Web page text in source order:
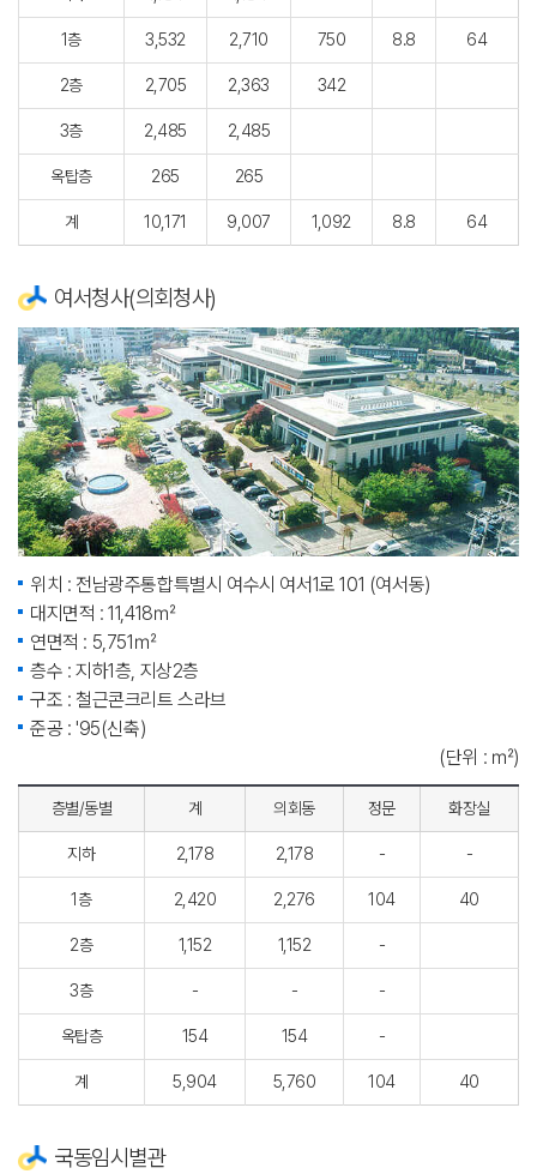
1층 3,532 2,710 750 8.8 64
2층 2,705 2,363 342
3층 2,485 2,485
옥탑층 265 265
계 10,171 9,007 1,092 8.8 64
여서청사(의회청사)
위치 : 전남광주통합특별시 여수시 여서1로 101 (여서동)
대지면적 : 11,418㎡
연면적 : 5,751㎡
층수 : 지하1층, 지상2층
구조 : 철근콘크리트 스라브
준공 : '95(신축)
(단위 : ㎡)
층별/동별 계 의회동 정문 화장실
지하 2,178 2,178 - -
1층 2,420 2,276 104 40
2층 1,152 1,152 -
3층 - - -
옥탑층 154 154 -
계 5,904 5,760 104 40
국동임시별관